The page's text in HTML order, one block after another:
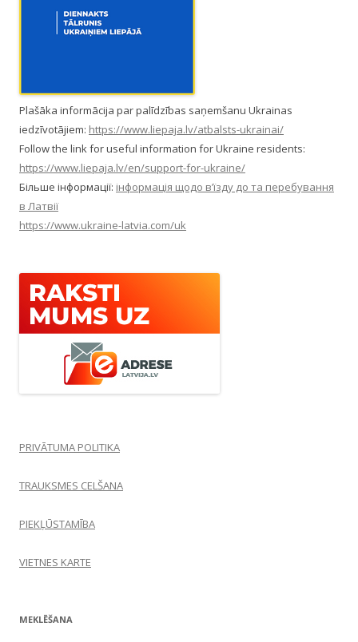
Plašāka informācija par palīdzības saņemšanu Ukrainas
iedzīvotājiem: https://www.liepaja.lv/atbalsts-ukrainai/
Follow the link for useful information for Ukraine residents:
https://www.liepaja.lv/en/support-for-ukraine/
Більше інформації: інформація щодо в’їзду до та перебування
в Латвії
https://www.ukraine-latvia.com/uk
PRIVĀTUMA POLITIKA
TRAUKSMES CELŠANA
PIEKĻŪSTAMĪBA
VIETNES KARTE
MEKLĒŠANA